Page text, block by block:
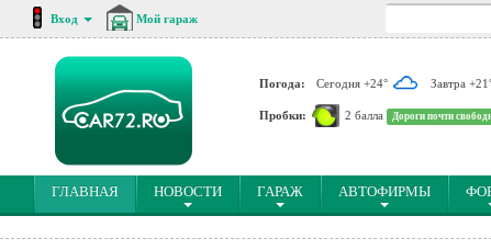
Вход Мой гараж
Погода: Сегодня +24° Завтра
Пробки: 2 балла Дороги почти
ГЛАВНАЯ(CURRENT)
НОВОСТИ ГАРАЖ АВТОФИРМЫ